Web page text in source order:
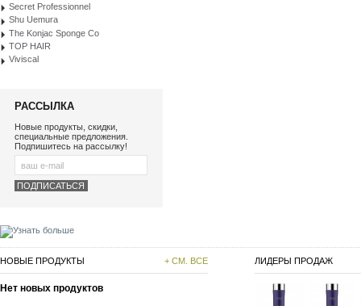
Secret Professionnel
Shu Uemura
The Konjac Sponge Co
TOP HAIR
Viviscal
РАССЫЛКА
Новые продукты, скидки,
специальные предложения.
Подпишитесь на рассылку!
НОВЫЕ ПРОДУКТЫ + СМ. ВСЕ
Нет новых продуктов
ЛИДЕРЫ ПРОДАЖ